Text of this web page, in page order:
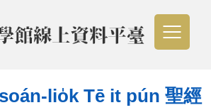
lio̍k Tē it pún 聖經